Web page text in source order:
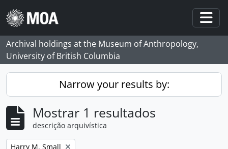
Skip to main content
Archival holdings at the Museum of Anthropology,
University of British Columbia
Narrow your results by:
Mostrar 1 resultados
descrição arquivística
Remove filter:
Harry M. Small